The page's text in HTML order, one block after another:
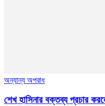
অন্যান্য অপরাধ
শেখ হাসিনার বক্তব্য প্রচার